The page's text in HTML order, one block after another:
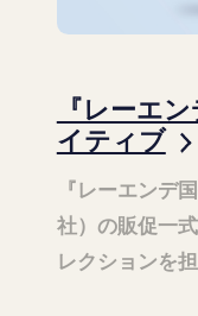
『レーエ
イティブ
『レーエンデ
社）の販促一
レクションを